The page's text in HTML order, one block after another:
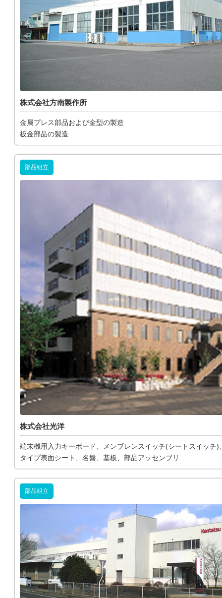
株式会社方南製作所
金属プレス部品および金型の製造
板金部品の製造
部品組立
株式会社光洋
端末機用入力キーボード、メンブレンスイッチ(シートスイッチ)
タイプ表面シート、名盤、基板、部品アッセンブリ
部品組立